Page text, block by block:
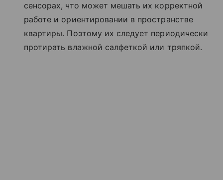
сенсорах, что может мешать их корректной
работе и ориентировании в пространстве
квартиры. Поэтому их следует периодически
протирать влажной салфеткой или тряпкой.